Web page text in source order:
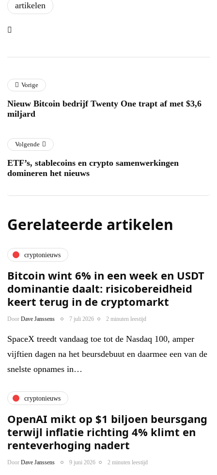
artikelen
Vorige
Nieuw Bitcoin bedrijf Twenty One trapt af met $3,6
miljard
Volgende
ETF’s, stablecoins en crypto samenwerkingen
domineren het nieuws
Gerelateerde artikelen
cryptonieuws
Bitcoin wint 6% in een week en USDT
dominantie daalt: risicobereidheid
keert terug in de cryptomarkt
Door Dave Janssens 7 juli 2026 2 minuten leestijd
SpaceX treedt vandaag toe tot de Nasdaq 100, amper
vijftien dagen na het beursdebuut en daarmee een van de
snelste opnames in…
cryptonieuws
OpenAI mikt op $1 biljoen beursgang
terwijl inflatie richting 4% klimt en
renteverhoging nadert
Door Dave Janssens 9 juni 2026 2 minuten leestijd